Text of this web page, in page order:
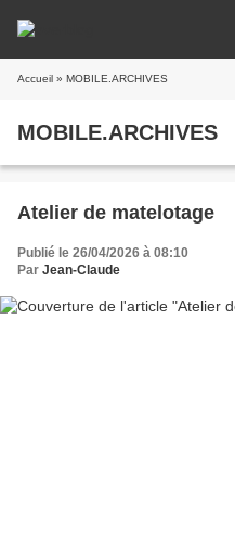
Accueil » MOBILE.ARCHIVES
MOBILE.ARCHIVES
Atelier de matelotage
Publié le 26/04/2026 à 08:10
Par Jean-Claude